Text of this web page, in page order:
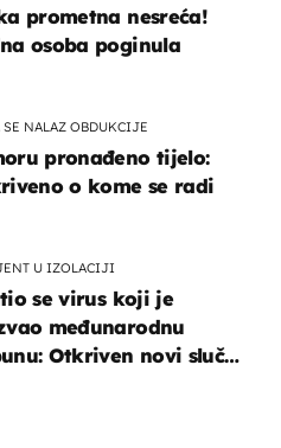
prometna nesreća!
osoba poginula
SE NALAZ OBDUKCIJE
pronađeno tijelo:
o kome se radi
U IZOLACIJI
se virus koji je
međunarodnu
Otkriven novi slučaj